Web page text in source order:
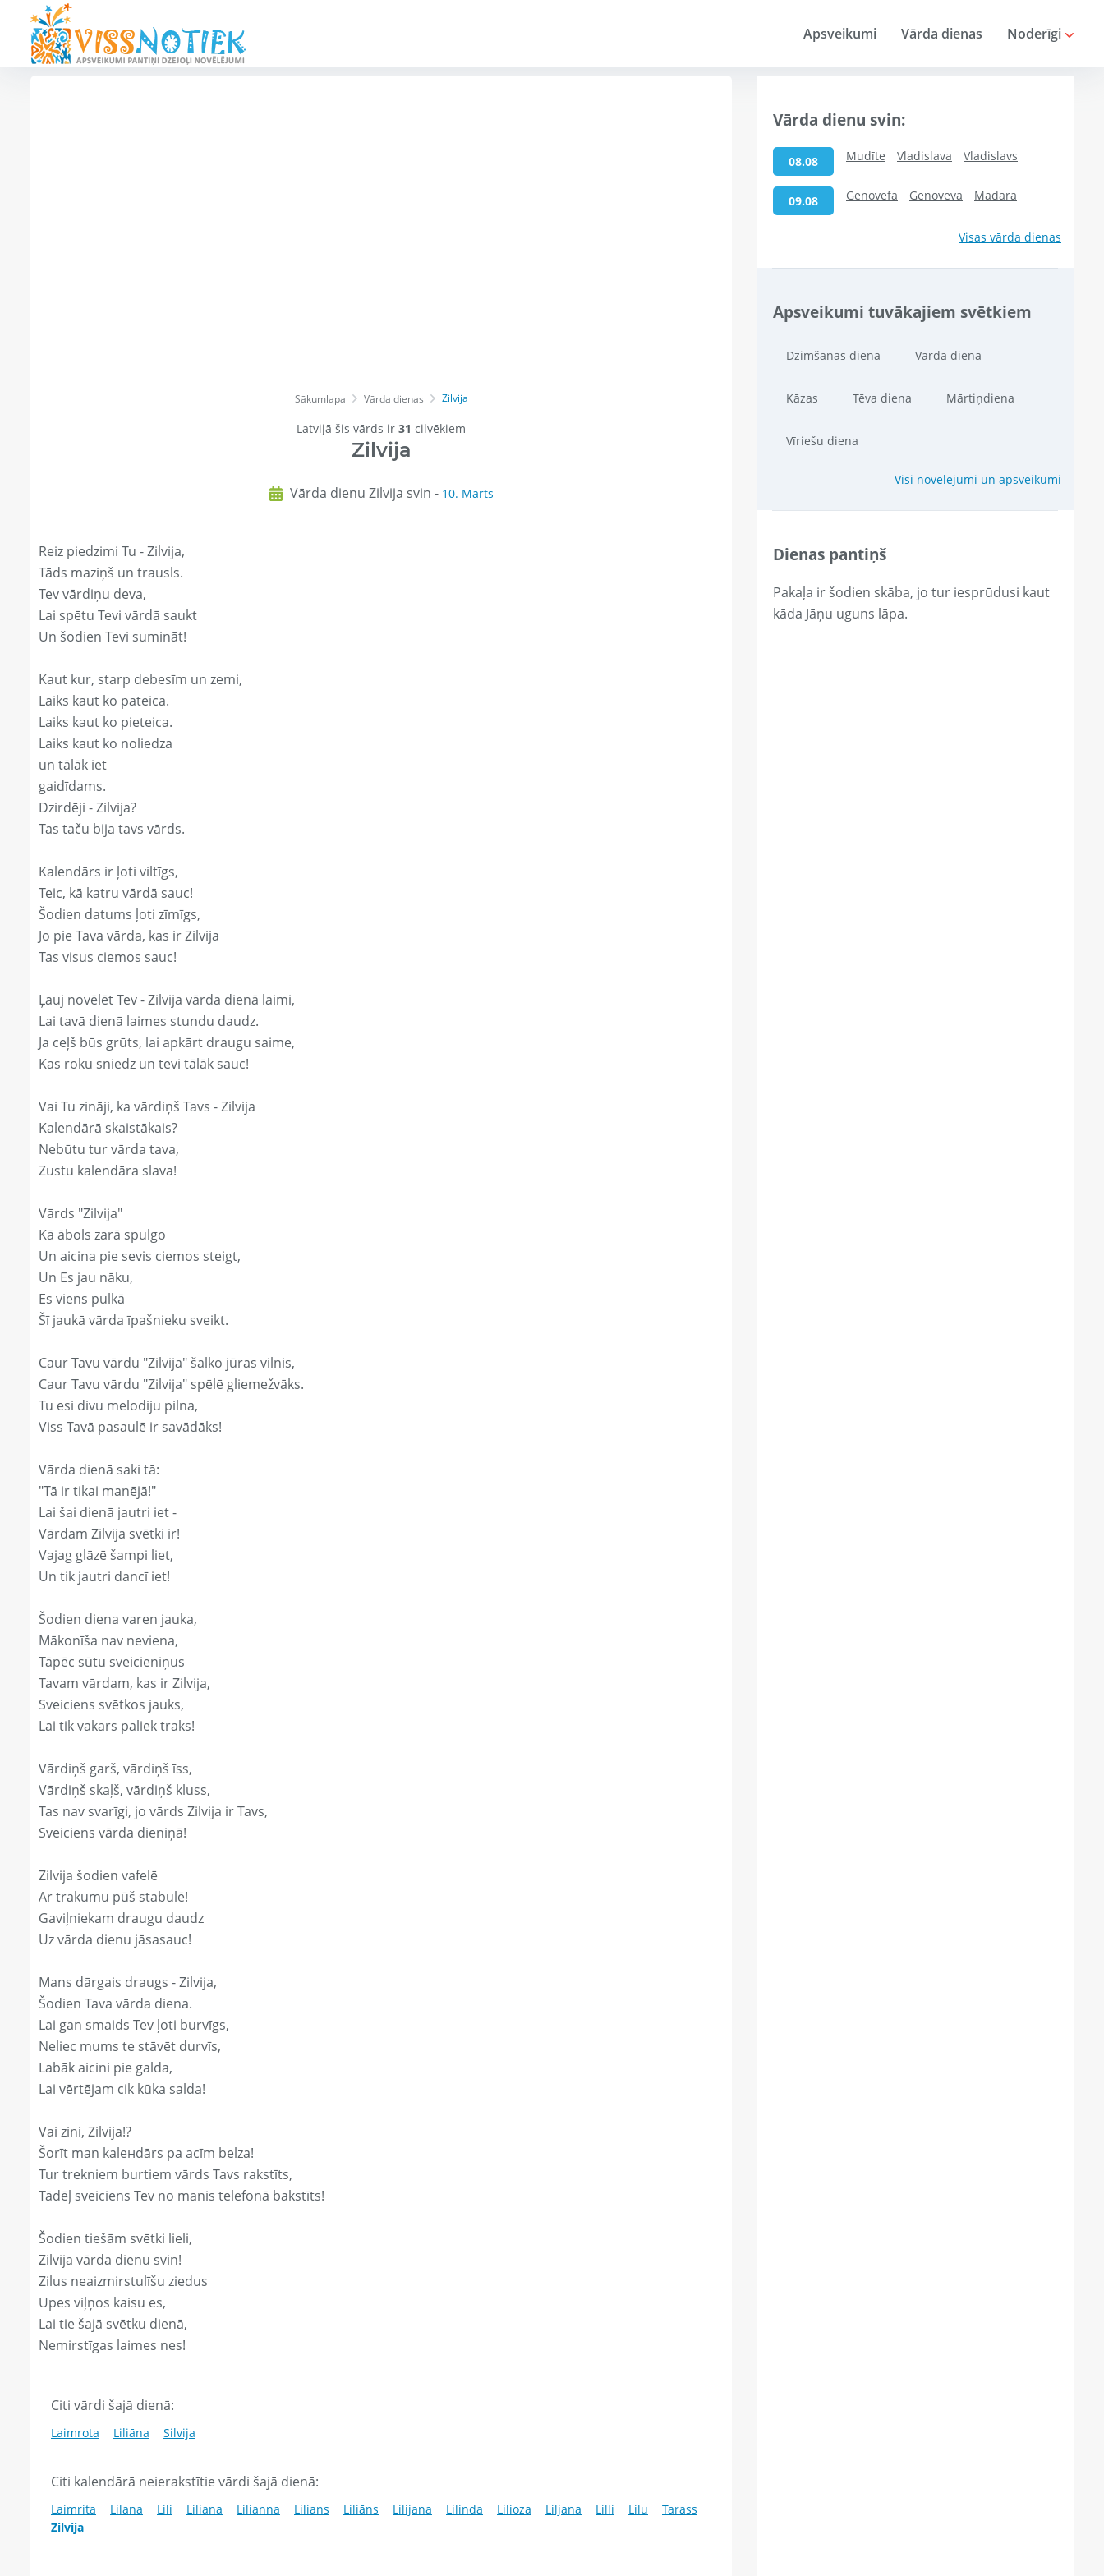
Apsveikumi Vārda dienas Noderīgi
Sākumlapa Vārda dienas Zilvija
Latvijā šis vārds ir 31 cilvēkiem
Zilvija
Vārda dienu Zilvija svin - 10. Marts
Reiz piedzimi Tu - Zilvija,
Tāds maziņš un trausls.
Tev vārdiņu deva,
Lai spētu Tevi vārdā saukt
Un šodien Tevi sumināt!
Kaut kur, starp debesīm un zemi,
Laiks kaut ko pateica.
Laiks kaut ko pieteica.
Laiks kaut ko noliedza
un tālāk iet
gaidīdams.
Dzirdēji - Zilvija?
Tas taču bija tavs vārds.
Kalendārs ir ļoti viltīgs,
Teic, kā katru vārdā sauc!
Šodien datums ļoti zīmīgs,
Jo pie Tava vārda, kas ir Zilvija
Tas visus ciemos sauc!
Ļauj novēlēt Tev - Zilvija vārda dienā laimi,
Lai tavā dienā laimes stundu daudz.
Ja ceļš būs grūts, lai apkārt draugu saime,
Kas roku sniedz un tevi tālāk sauc!
Vai Tu zināji, ka vārdiņš Tavs - Zilvija
Kalendārā skaistākais?
Nebūtu tur vārda tava,
Zustu kalendāra slava!
Vārds "Zilvija"
Kā ābols zarā spulgo
Un aicina pie sevis ciemos steigt,
Un Es jau nāku,
Es viens pulkā
Šī jaukā vārda īpašnieku sveikt.
Caur Tavu vārdu "Zilvija" šalko jūras vilnis,
Caur Tavu vārdu "Zilvija" spēlē gliemežvāks.
Tu esi divu melodiju pilna,
Viss Tavā pasaulē ir savādāks!
Vārda dienā saki tā:
"Tā ir tikai manējā!"
Lai šai dienā jautri iet -
Vārdam Zilvija svētki ir!
Vajag glāzē šampi liet,
Un tik jautri dancī iet!
Šodien diena varen jauka,
Mākonīša nav neviena,
Tāpēc sūtu sveicieniņus
Tavam vārdam, kas ir Zilvija,
Sveiciens svētkos jauks,
Lai tik vakars paliek traks!
Vārdiņš garš, vārdiņš īss,
Vārdiņš skaļš, vārdiņš kluss,
Tas nav svarīgi, jo vārds Zilvija ir Tavs,
Sveiciens vārda dieniņā!
Zilvija šodien vafelē
Ar trakumu pūš stabulē!
Gaviļniekam draugu daudz
Uz vārda dienu jāsasauc!
Mans dārgais draugs - Zilvija,
Šodien Tava vārda diena.
Lai gan smaids Tev ļoti burvīgs,
Neliec mums te stāvēt durvīs,
Labāk aicini pie galda,
Lai vērtējam cik kūka salda!
Vai zini, Zilvija!?
Šorīt man kaleнdārs pa acīm belza!
Tur trekniem burtiem vārds Tavs rakstīts,
Tādēļ sveiciens Tev no manis telefonā bakstīts!
Šodien tiešām svētki lieli,
Zilvija vārda dienu svin!
Zilus neaizmirstulīšu ziedus
Upes viļņos kaisu es,
Lai tie šajā svētku dienā,
Nemirstīgas laimes nes!
Citi vārdi šajā dienā:
Laimrota Liliāna Silvija
Citi kalendārā neierakstītie vārdi šajā dienā:
Laimrita Lilana Lili Liliana Lilianna Lilians Liliāns Lilijana Lilinda Lilioza Liljana Lilli Lilu
Tarass
Zilvija
Vārda dienu svin:
08.08 Mudīte Vladislava Vladislavs
09.08 Genovefa Genoveva Madara
Visas vārda dienas
Apsveikumi tuvākajiem svētkiem
Dzimšanas diena Vārda diena
Kāzas Tēva diena Mārtiņdiena
Vīriešu diena
Visi novēlējumi un apsveikumi
Dienas pantiņš
Pakaļa ir šodien skāba, jo tur iesprūdusi kaut
kāda Jāņu uguns lāpa.